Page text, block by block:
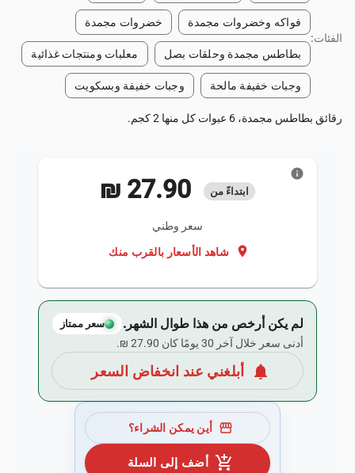
الفئات:
فواكه وخضروات مجمدة خضروات مجمدة
بطاطس مجمدة وحلقات بصل معلبات ومنتجات غذائية
وجبات خفيفة مالحة وجبات خفيفة وبسكويت
رقائق بطاطس مجمدة، 6 عبوات كل منها 2 كجم.
ابتداءً من
سعر وطني
location_on شاهد الأسعار بالقرب منك
info
لم يكن أرخص من هذا طوال الشهر. سعر ممتاز
أدنى سعر خلال آخر 30 يومًا كان ‏27.90 ₪.
notifications أبلغني عند انخفاض السعر
storefront أين يمكن الشراء؟
add_shopping_cart أضف إلى السلة